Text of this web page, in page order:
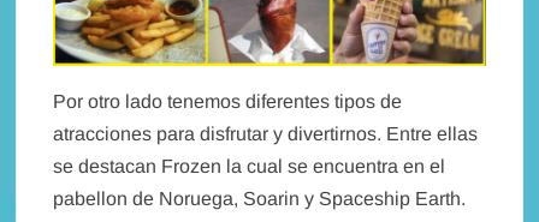
Por otro lado tenemos diferentes tipos de
atracciones para disfrutar y divertirnos. Entre ellas
se destacan Frozen la cual se encuentra en el
pabellon de Noruega, Soarin y Spaceship Earth.